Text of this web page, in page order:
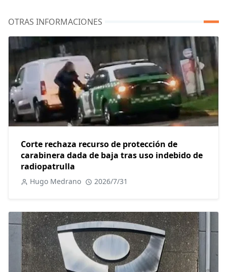
OTRAS INFORMACIONES
Corte rechaza recurso de protección de
carabinera dada de baja tras uso indebido de
radiopatrulla
Hugo Medrano 2026/7/31